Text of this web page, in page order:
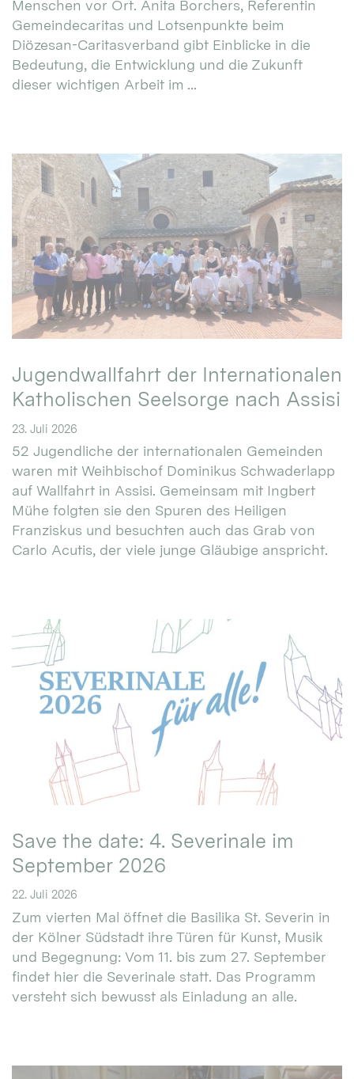
Menschen vor Ort. Anita Borchers, Referentin
Gemeindecaritas und Lotsenpunkte beim
Diözesan-Caritasverband gibt Einblicke in die
Bedeutung, die Entwicklung und die Zukunft
dieser wichtigen Arbeit im ...
Jugendwallfahrt der Internationalen
Katholischen Seelsorge nach Assisi
23. Juli 2026
52 Jugendliche der internationalen Gemeinden
waren mit Weihbischof Dominikus Schwaderlapp
auf Wallfahrt in Assisi. Gemeinsam mit Ingbert
Mühe folgten sie den Spuren des Heiligen
Franziskus und besuchten auch das Grab von
Carlo Acutis, der viele junge Gläubige anspricht.
Save the date: 4. Severinale im
September 2026
22. Juli 2026
Zum vierten Mal öffnet die Basilika St. Severin in
der Kölner Südstadt ihre Türen für Kunst, Musik
und Begegnung: Vom 11. bis zum 27. September
findet hier die Severinale statt. Das Programm
versteht sich bewusst als Einladung an alle.